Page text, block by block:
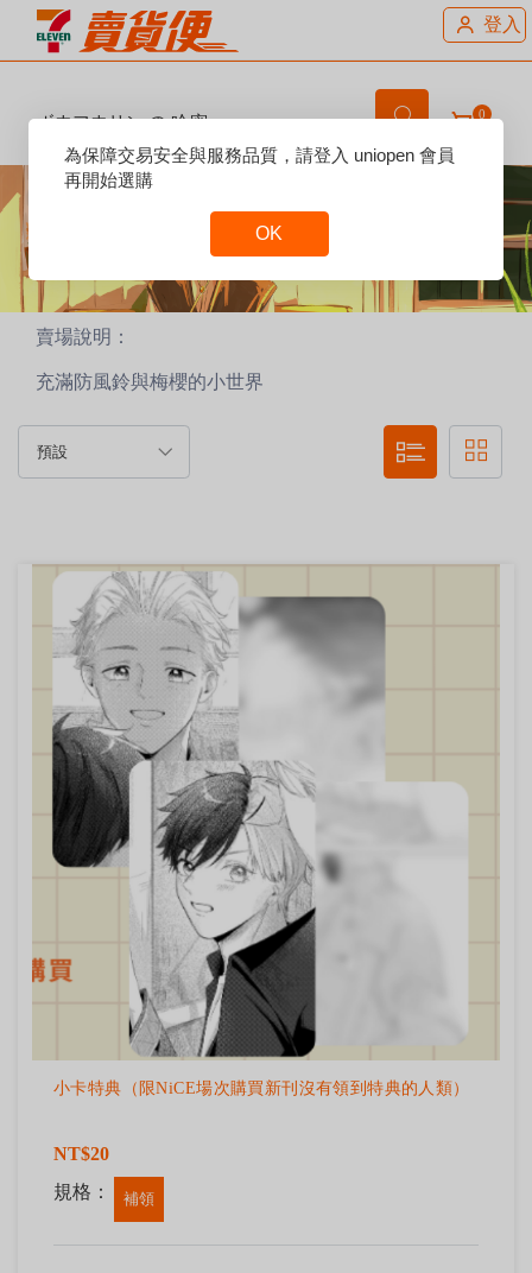
登入
ボウフウリン の 哈密 0
賣場說明：
充滿防風鈴與梅櫻的小世界
小卡特典（限NiCE場次購買新刊沒有領到特典的人類）
NT$20
規格：
補領
Reset
Focus
為保障交易安全與服務品質，請登入 uniopen 會員
再開始選購
OK
Focus